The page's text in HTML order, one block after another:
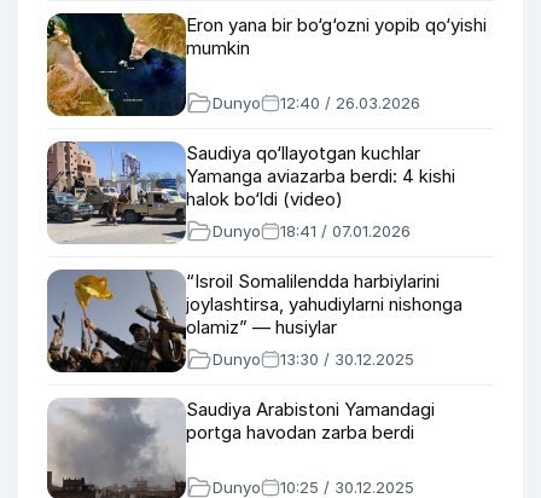
Eron yana bir bo‘g‘ozni yopib qo‘yishi
mumkin
Dunyo 12:40 / 26.03.2026
Saudiya qo‘llayotgan kuchlar
Yamanga aviazarba berdi: 4 kishi
halok bo‘ldi (video)
Dunyo 18:41 / 07.01.2026
“Isroil Somalilendda harbiylarini
joylashtirsa, yahudiylarni nishonga
olamiz” — husiylar
Dunyo 13:30 / 30.12.2025
Saudiya Arabistoni Yamandagi
portga havodan zarba berdi
Dunyo 10:25 / 30.12.2025